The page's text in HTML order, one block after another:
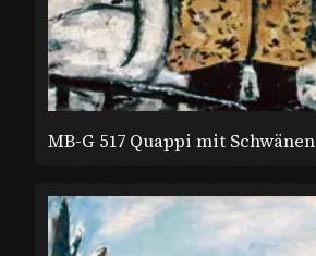
MB-G 517 Quappi mit Schwänen